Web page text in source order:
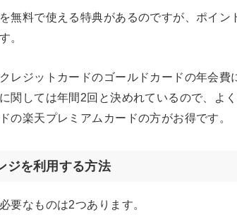
無料で使える特典があるのですが、ポイン
。
レジットカードのゴールドカードの年会費
関しては年間2回と決めれているので、よ
の楽天プレミアムカードの方がお得です。
ジを利用する方法
要なものは2つあります。